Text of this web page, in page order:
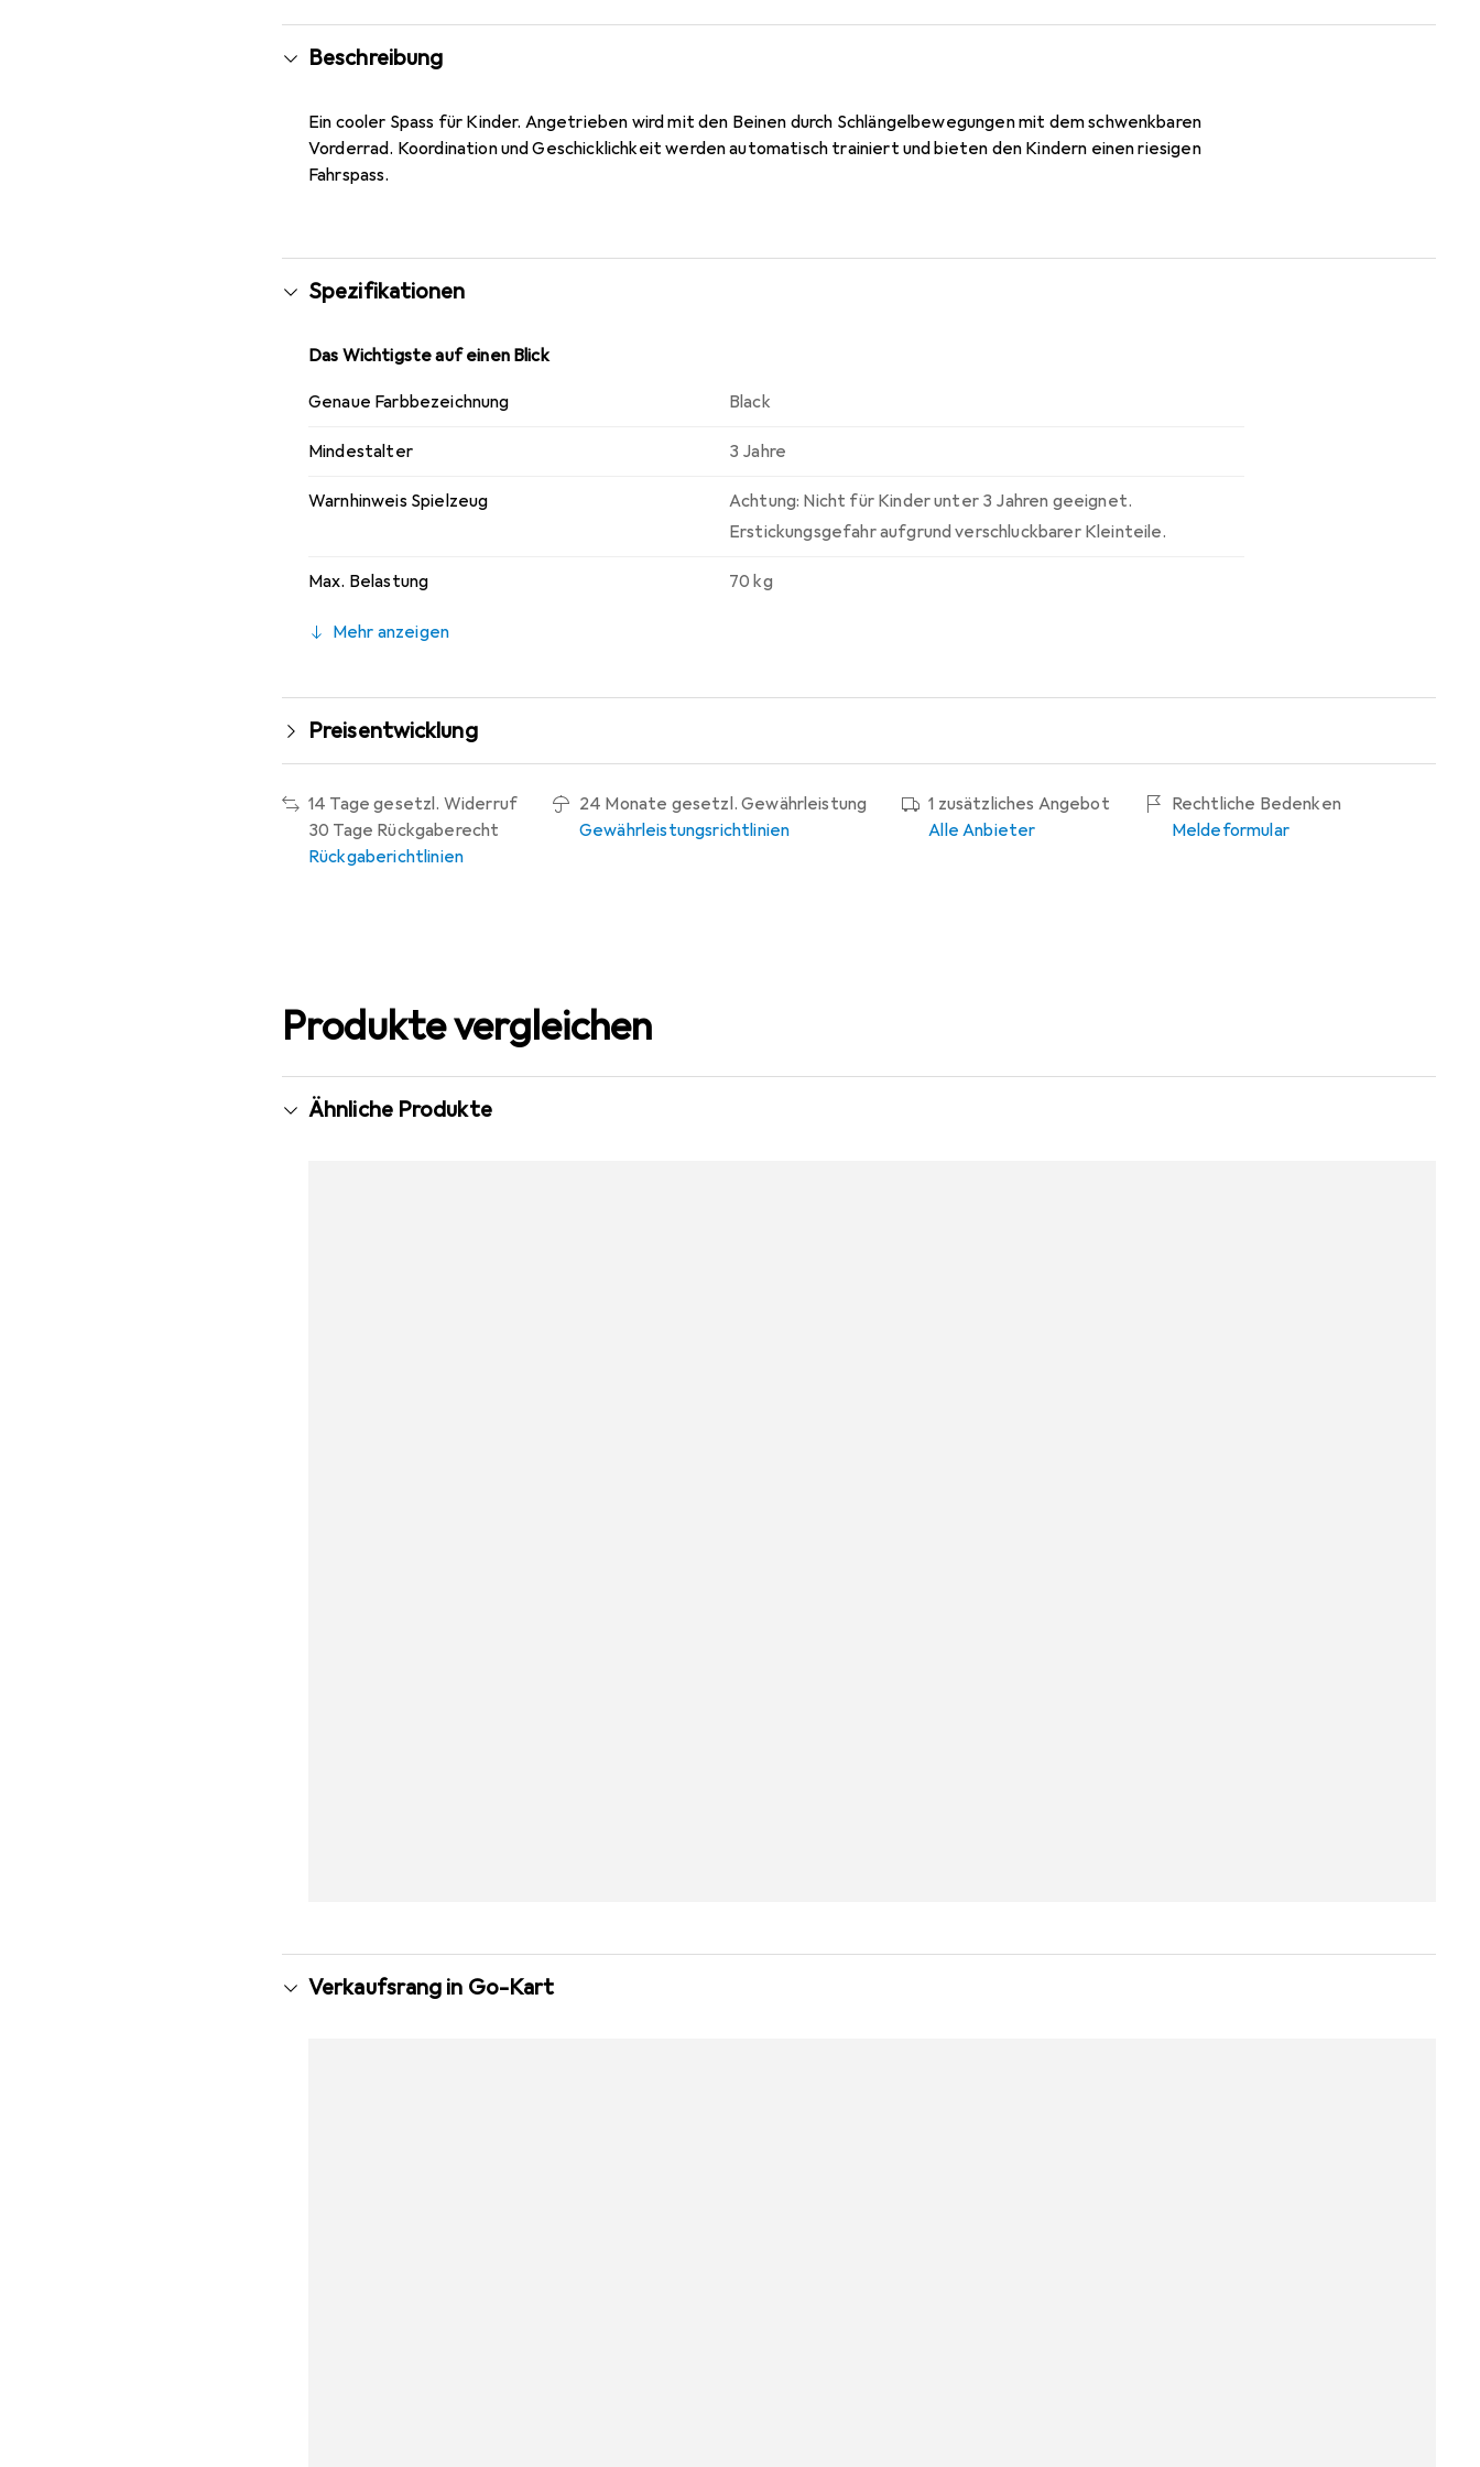
Beschreibung
Ein cooler Spass für Kinder. Angetrieben wird mit den Beinen durch Schlängelbewegungen mit dem schwenkbaren
Vorderrad. Koordination und Geschicklichkeit werden automatisch trainiert und bieten den Kindern einen riesigen
Fahrspass.
Spezifikationen
Das Wichtigste auf einen Blick
Genaue Farbbezeichnung Black
Mindestalter 3 Jahre
Warnhinweis Spielzeug
Achtung: Nicht für Kinder unter 3 Jahren geeignet.
Erstickungsgefahr aufgrund verschluckbarer Kleinteile.
Max. Belastung 70 kg
Mehr anzeigen
Preisentwicklung
14 Tage gesetzl. Widerruf
30 Tage Rückgaberecht
Rückgaberichtlinien
24 Monate gesetzl. Gewährleistung
Gewährleistungsrichtlinien
1 zusätzliches Angebot
Alle Anbieter
Rechtliche Bedenken
Meldeformular
Produkte vergleichen
Ähnliche Produkte
Verkaufsrang in Go-Kart